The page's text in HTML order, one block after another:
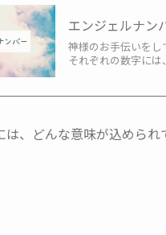
エンジェルナ
神様のお手伝いをし
それぞれの数字に
は、どんな意味が込められ